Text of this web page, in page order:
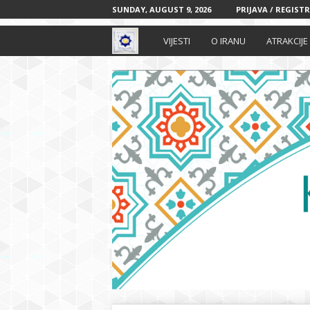
SUNDAY, AUGUST 9, 2026 PRIJAVA /
r
a
n
s
k
i
k
VIJESTI O IRANU ATRAKCIJE